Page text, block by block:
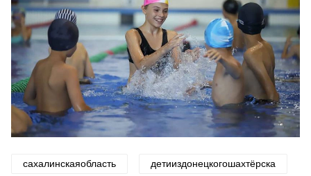
сахалинскаяобласть детииздонецкогошахтёрска